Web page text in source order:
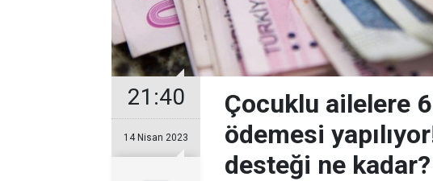
21:40
14 Nisan 2023
Çocuklu ailelere
ödemesi
desteği ne kadar?